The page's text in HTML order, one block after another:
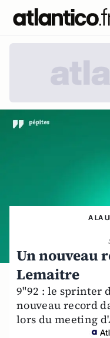
A LA
Un nouveau
Lemaitre
9"92 : le sprinter
nouveau record
lors du meeting